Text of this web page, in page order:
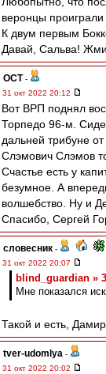
веронцы
К двум первым
Давай, Сальва!
ОСТ -
31 окт 2022 20:12
Вот ВРП поднял
Торпедо 96-м.
дальней трибуне
Слэмович Слэмов
Счастье есть у
безумное. А
волшебство. Ну и
Спасибо, Сергей
словесник -
31 окт 2022 20:07
blind_guardian »
Мне показался
Такой и есть, Дамир.
tver-udomlya -
31 окт 2022 20:02